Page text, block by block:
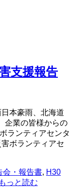
支援報告
本豪雨、北海道
企業の皆様からの
ランティアセンタ
ボランティアセ
会・報告書, H30
もっと読む